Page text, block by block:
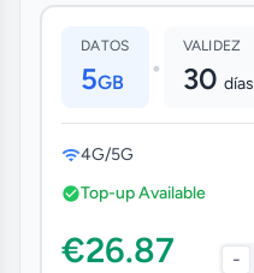
DATOS
5GB •
VALIDEZ
30 días
4G/5G
Top-up Available
€26.87 -